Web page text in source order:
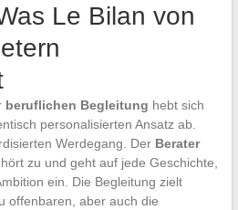
Le Bilan von
beruflichen Begleitung hebt sich
personalisierten Ansatz ab.
Werdegang. Der Berater
zu und geht auf jede Geschichte,
ein. Die Begleitung zielt
offenbaren, aber auch die